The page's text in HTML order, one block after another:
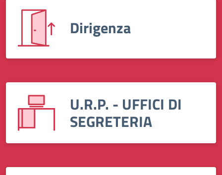
Dirigenza
U.R.P. - UFFICI DI
SEGRETERIA